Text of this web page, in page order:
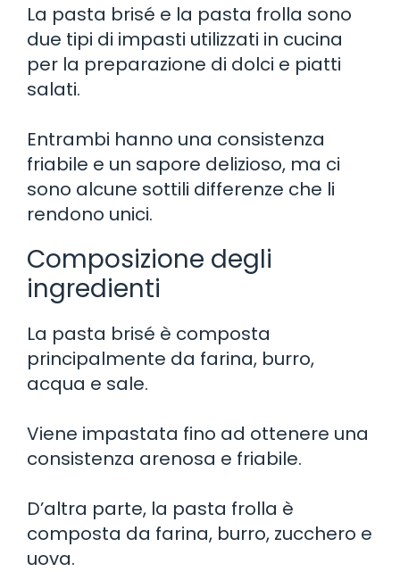
La pasta brisé e la pasta frolla sono
due tipi di impasti utilizzati in cucina
per la preparazione di dolci e piatti
salati.
Entrambi hanno una consistenza
friabile e un sapore delizioso, ma ci
sono alcune sottili differenze che li
rendono unici.
Composizione degli
ingredienti
La pasta brisé è composta
principalmente da farina, burro,
acqua e sale.
Viene impastata fino ad ottenere una
consistenza arenosa e friabile.
D’altra parte, la pasta frolla è
composta da farina, burro, zucchero e
uova.